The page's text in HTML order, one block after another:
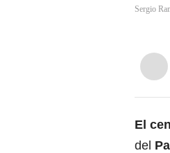
Sergio
El
del